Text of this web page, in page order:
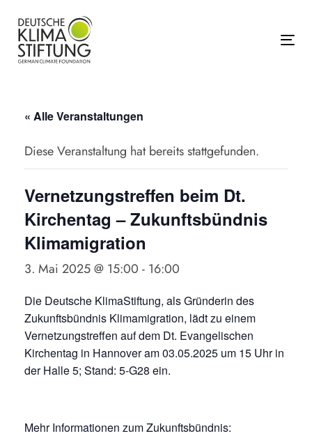
überspringen
primären
Navigation
springen
springen
« Alle Veranstaltungen
Diese Veranstaltung hat bereits stattgefunden.
Vernetzungstreffen beim Dt.
Kirchentag – Zukunftsbündnis
Klimamigration
3. Mai 2025 @ 15:00 - 16:00
Die Deutsche KlimaStiftung, als Gründerin des
Zukunftsbündnis Klimamigration, lädt zu einem
Vernetzungstreffen auf dem Dt. Evangelischen
Kirchentag in Hannover am 03.05.2025 um 15 Uhr in
der Halle 5; Stand: 5-G28 ein.
Mehr Informationen zum Zukunftsbündnis: